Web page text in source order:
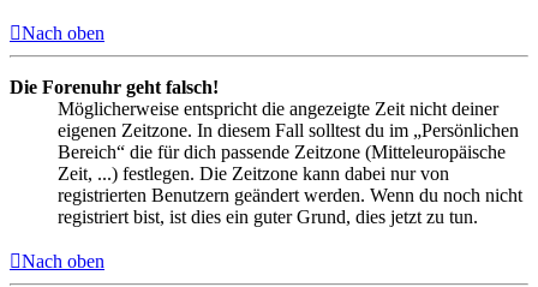
Nach oben
Die Forenuhr geht falsch!
Möglicherweise entspricht die angezeigte Zeit nicht deiner
eigenen Zeitzone. In diesem Fall solltest du im „Persönlichen
Bereich“ die für dich passende Zeitzone (Mitteleuropäische
Zeit, ...) festlegen. Die Zeitzone kann dabei nur von
registrierten Benutzern geändert werden. Wenn du noch nicht
registriert bist, ist dies ein guter Grund, dies jetzt zu tun.
Nach oben